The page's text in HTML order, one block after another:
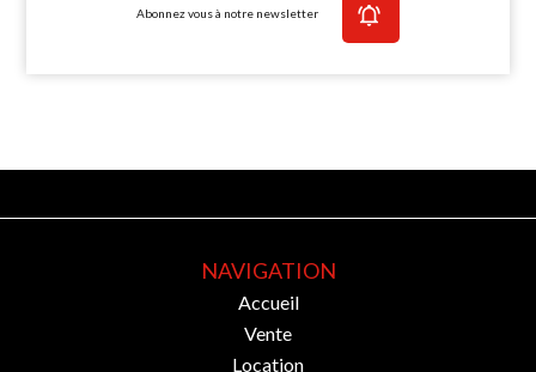
Abonnez vous à notre newsletter
NAVIGATION
Accueil
Vente
Location